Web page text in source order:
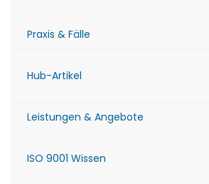
Praxis & Fälle
Hub-Artikel
Leistungen & Angebote
ISO 9001 Wissen